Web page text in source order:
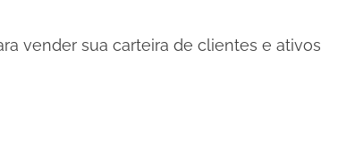
vender sua carteira de clientes e ativos